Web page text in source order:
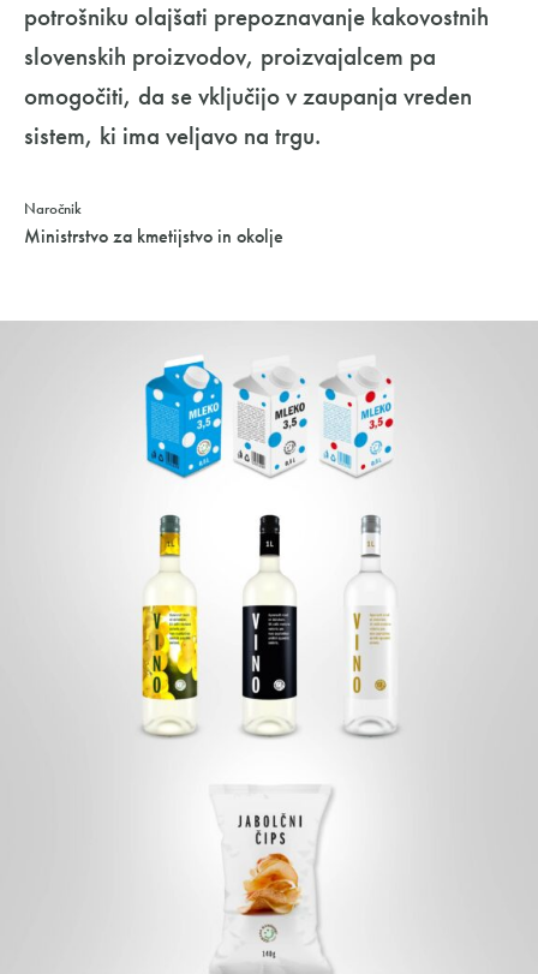
potrošniku olajšati prepoznavanje kakovostnih
slovenskih proizvodov, proizvajalcem pa
omogočiti, da se vključijo v zaupanja vreden
sistem, ki ima veljavo na trgu.
Naročnik
Ministrstvo za kmetijstvo in okolje